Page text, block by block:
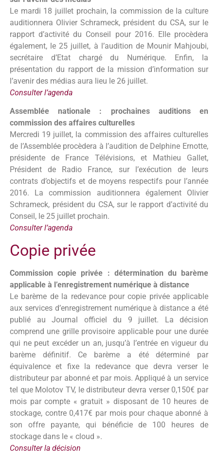
Le mardi 18 juillet prochain, la commission de la culture
auditionnera Olivier Schrameck, président du CSA, sur le
rapport d’activité du Conseil pour 2016. Elle procèdera
également, le 25 juillet, à l’audition de Mounir Mahjoubi,
secrétaire d’Etat chargé du Numérique. Enfin, la
présentation du rapport de la mission d’information sur
l’avenir des médias aura lieu le 26 juillet.
Consulter l’agenda
Assemblée nationale : prochaines auditions en
commission des affaires culturelles
Mercredi 19 juillet, la commission des affaires culturelles
de l’Assemblée procèdera à l’audition de Delphine Ernotte,
présidente de France Télévisions, et Mathieu Gallet,
Président de Radio France, sur l’exécution de leurs
contrats d’objectifs et de moyens respectifs pour l’année
2016. La commission auditionnera également Olivier
Schrameck, président du CSA, sur le rapport d’activité du
Conseil, le 25 juillet prochain.
Consulter l’agenda
Copie privée
Commission copie privée : détermination du barème
applicable à l’enregistrement numérique à distance
Le barème de la redevance pour copie privée applicable
aux services d’enregistrement numérique à distance a été
publié au Journal officiel du 9 juillet. La décision
comprend une grille provisoire applicable pour une durée
qui ne peut excéder un an, jusqu’à l’entrée en vigueur du
barème définitif. Ce barème a été déterminé par
équivalence et fixe la redevance que devra verser le
distributeur par abonné et par mois. Appliqué à un service
tel que Molotov TV, le distributeur devra verser 0,150€ par
mois par compte « gratuit » disposant de 10 heures de
stockage, contre 0,417€ par mois pour chaque abonné à
son offre payante, qui bénéficie de 100 heures de
stockage dans le « cloud ».
Consulter la décision